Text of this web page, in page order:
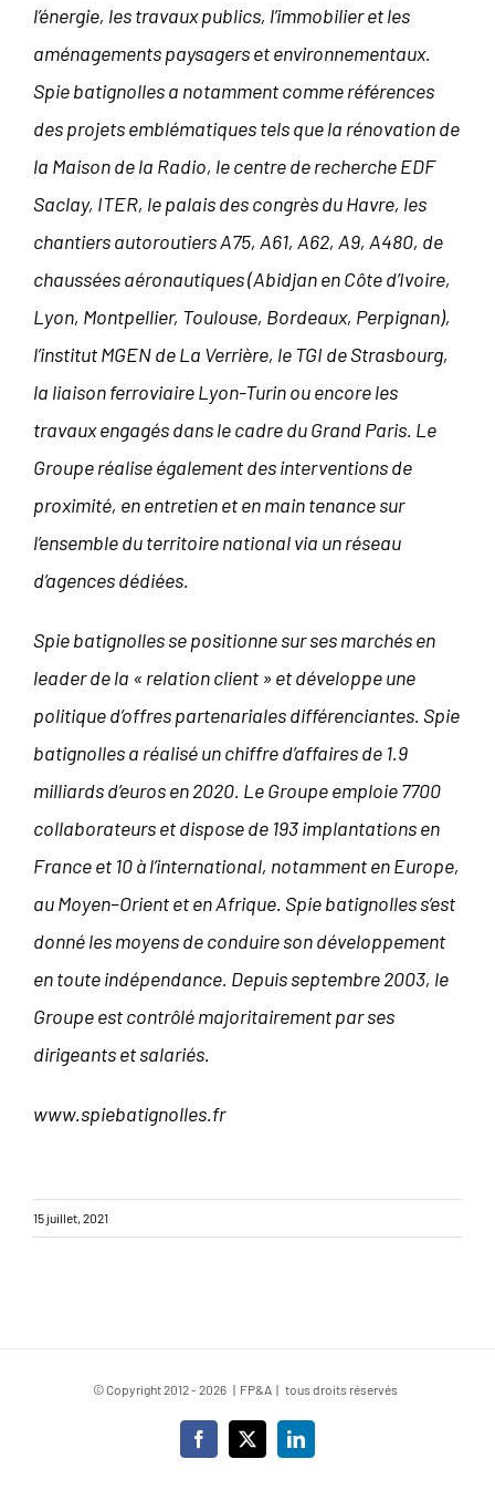
l’énergie, les travaux publics, l’immobilier et les
aménagements paysagers et environnementaux.
Spie batignolles a notamment comme références
des projetsemblématiques tels que la rénovation de
la Maison de la Radio, le centre de recherche EDF
Saclay, ITER, le palais descongrès du Havre, les
chantiers autoroutiers A75, A61, A62, A9, A480, de
chaussées aéronautiques (Abidjan en Côted’Ivoire,
Lyon, Montpellier, Toulouse, Bordeaux, Perpignan),
l’institut MGEN de La Verrière, le TGI de Strasbourg,
la liaisonferroviaire Lyon-Turin ou encore les
travaux engagés dans le cadre du Grand Paris. Le
Groupe réalise également desinterventions de
proximité, en entretien et en main tenance sur
l’ensemble du territoire national via un réseau
d’agencesdédiées.
Spie batignolles se positionne sur ses marchés en
leader de la « relation client » et développe une
politique d’offrespartenariales différenciantes. Spie
batignolles a réalisé un chiffre d’affaires de 1.9
milliards d’euros en 2020. Le Groupeemploie 7700
collaborateurs et dispose de 193 implantations en
France et 10 à l’international, notamment en Europe,
auMoyen–Orient et en Afrique. Spie batignolles s’est
donné les moyens de conduire son développement
en touteindépendance. Depuis septembre 2003, le
Groupe est contrôlé majoritairement par ses
dirigeants et salariés.
www.spiebatignolles.fr
15 juillet, 2021
© Copyright 2012 -2026 | FP&A | tous droits réservés
Facebook
X LinkedIn